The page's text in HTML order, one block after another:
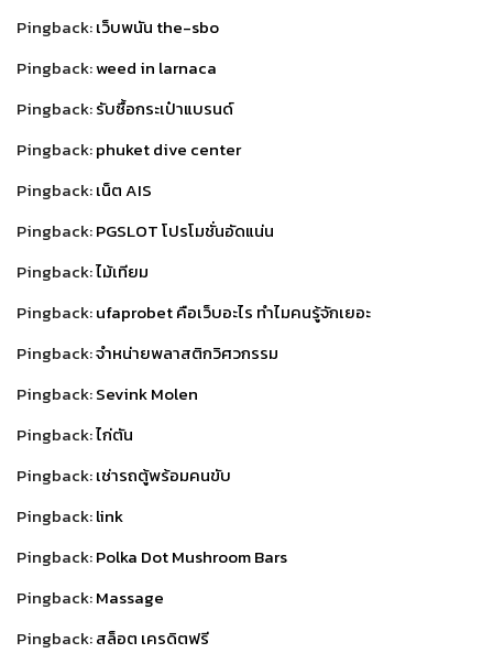
Pingback:เว็บพนัน the-sbo
Pingback:weed in larnaca
Pingback:รับซื้อกระเป๋าแบรนด์
Pingback:phuket dive center
Pingback:เน็ต AIS
Pingback:PGSLOT โปรโมชั่นอัดแน่น
Pingback:ไม้เทียม
Pingback:ufaprobet คือเว็บอะไร ทำไมคนรู้จักเยอะ
Pingback:จำหน่ายพลาสติกวิศวกรรม
Pingback:Sevink Molen
Pingback:ไก่ตัน
Pingback:เช่ารถตู้พร้อมคนขับ
Pingback:link
Pingback:Polka Dot Mushroom Bars
Pingback:Massage
Pingback:สล็อต เครดิตฟรี